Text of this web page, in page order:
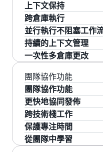
讓 Kiro 自主處理開發
時離開，工作會繼續
上下文保持
回到任務時可以從中
建上下文。
跨倉庫執行
創建任務後，Kiro 會
施。
並行執行不阻塞工作
在隔離的沙盒環境中
審查，工作在您專注
持續的上下文管理
在任務、倉庫和 拉取
用您的審查反饋來塑
匹配您和團隊構建軟
一次性多倉庫更改
規劃一次更改，讓
求，將相關更新一起
個處理。
團隊協作功能
團隊協作功能
Kiro Autonomous
調，與您的工程團隊
更快地協同發佈
在團隊中並行運行開
的停滯和協調拖累向
跨技術棧工作
連接團隊的倉庫、流
展時將計劃、更改和
保護專注時間
處理常規修復、後續
從團隊中學習